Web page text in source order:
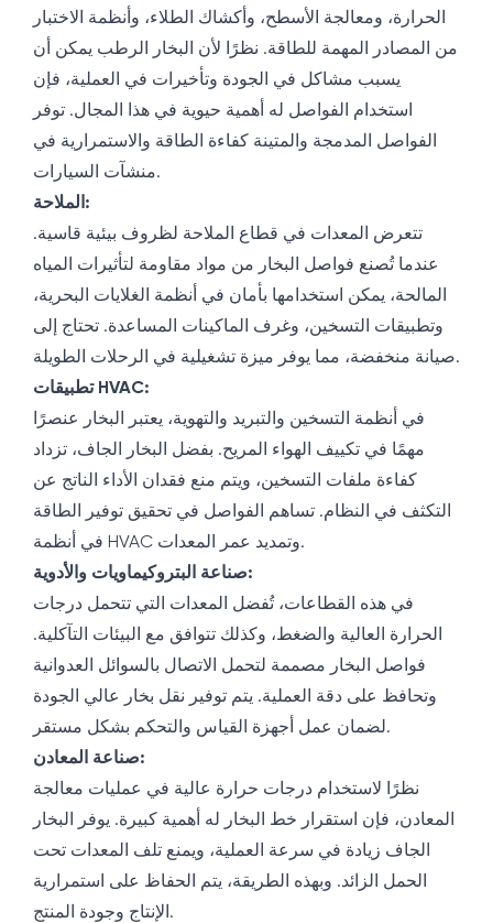
الحرارة، ومعالجة الأسطح، وأكشاك الطلاء، وأنظمة الاختبار
من المصادر المهمة للطاقة. نظرًا لأن البخار الرطب يمكن أن
يسبب مشاكل في الجودة وتأخيرات في العملية، فإن
استخدام الفواصل له أهمية حيوية في هذا المجال. توفر
الفواصل المدمجة والمتينة كفاءة الطاقة والاستمرارية في
منشآت السيارات.
الملاحة:
تتعرض المعدات في قطاع الملاحة لظروف بيئية قاسية.
عندما تُصنع فواصل البخار من مواد مقاومة لتأثيرات المياه
المالحة، يمكن استخدامها بأمان في أنظمة الغلايات البحرية،
وتطبيقات التسخين، وغرف الماكينات المساعدة. تحتاج إلى
صيانة منخفضة، مما يوفر ميزة تشغيلية في الرحلات الطويلة.
تطبيقات HVAC:
في أنظمة التسخين والتبريد والتهوية، يعتبر البخار عنصرًا
مهمًا في تكييف الهواء المريح. بفضل البخار الجاف، تزداد
كفاءة ملفات التسخين، ويتم منع فقدان الأداء الناتج عن
التكثف في النظام. تساهم الفواصل في تحقيق توفير الطاقة
في أنظمة HVAC وتمديد عمر المعدات.
صناعة البتروكيماويات والأدوية:
في هذه القطاعات، تُفضل المعدات التي تتحمل درجات
الحرارة العالية والضغط، وكذلك تتوافق مع البيئات التآكلية.
فواصل البخار مصممة لتحمل الاتصال بالسوائل العدوانية
وتحافظ على دقة العملية. يتم توفير نقل بخار عالي الجودة
لضمان عمل أجهزة القياس والتحكم بشكل مستقر.
صناعة المعادن:
نظرًا لاستخدام درجات حرارة عالية في عمليات معالجة
المعادن، فإن استقرار خط البخار له أهمية كبيرة. يوفر البخار
الجاف زيادة في سرعة العملية، ويمنع تلف المعدات تحت
الحمل الزائد. وبهذه الطريقة، يتم الحفاظ على استمرارية
الإنتاج وجودة المنتج.